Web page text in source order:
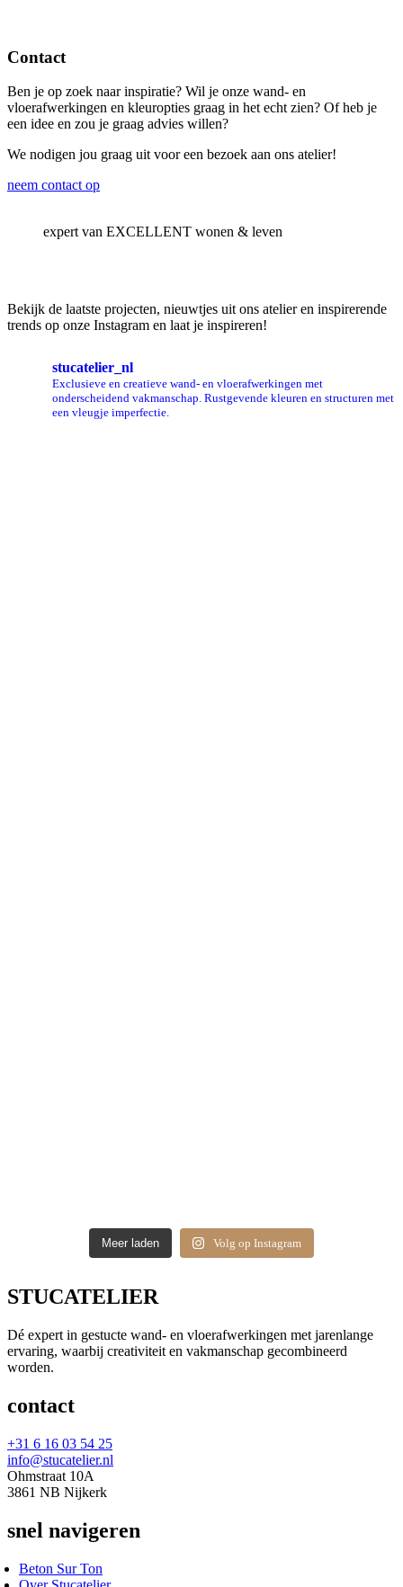
Contact
Ben je op zoek naar inspiratie? Wil je onze wand- en
vloerafwerkingen en kleuropties graag in het echt zien? Of heb je
een idee en zou je graag advies willen?
We nodigen jou graag uit voor een bezoek aan ons atelier!
neem contact op
expert van EXCELLENT wonen & leven
Bekijk de laatste projecten, nieuwtjes uit ons atelier en inspirerende
trends op onze Instagram en laat je inspireren!
stucatelier_nl
Exclusieve en creatieve wand- en vloerafwerkingen met
onderscheidend vakmanschap. Rustgevende kleuren en structuren met
een vleugje imperfectie.
Meer laden Volg op Instagram
STUCATELIER
Dé expert in gestucte wand- en vloerafwerkingen met jarenlange
ervaring, waarbij creativiteit en vakmanschap gecombineerd
worden.
contact
+31 6 16 03 54 25
info@stucatelier.nl
Ohmstraat 10A
3861 NB Nijkerk
snel navigeren
Beton Sur Ton